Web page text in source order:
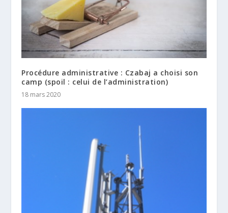
Procédure administrative : Czabaj a choisi son
camp (spoil : celui de l’administration)
18 mars 2020